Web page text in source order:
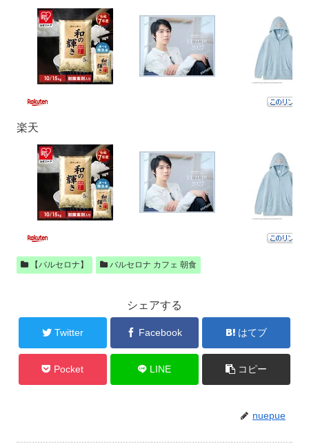
楽天
【バルセロナ】 バルセロナ カフェ 朝食
シェアする
Twitter Facebook はてブ
Pocket LINE コピー
nuepue